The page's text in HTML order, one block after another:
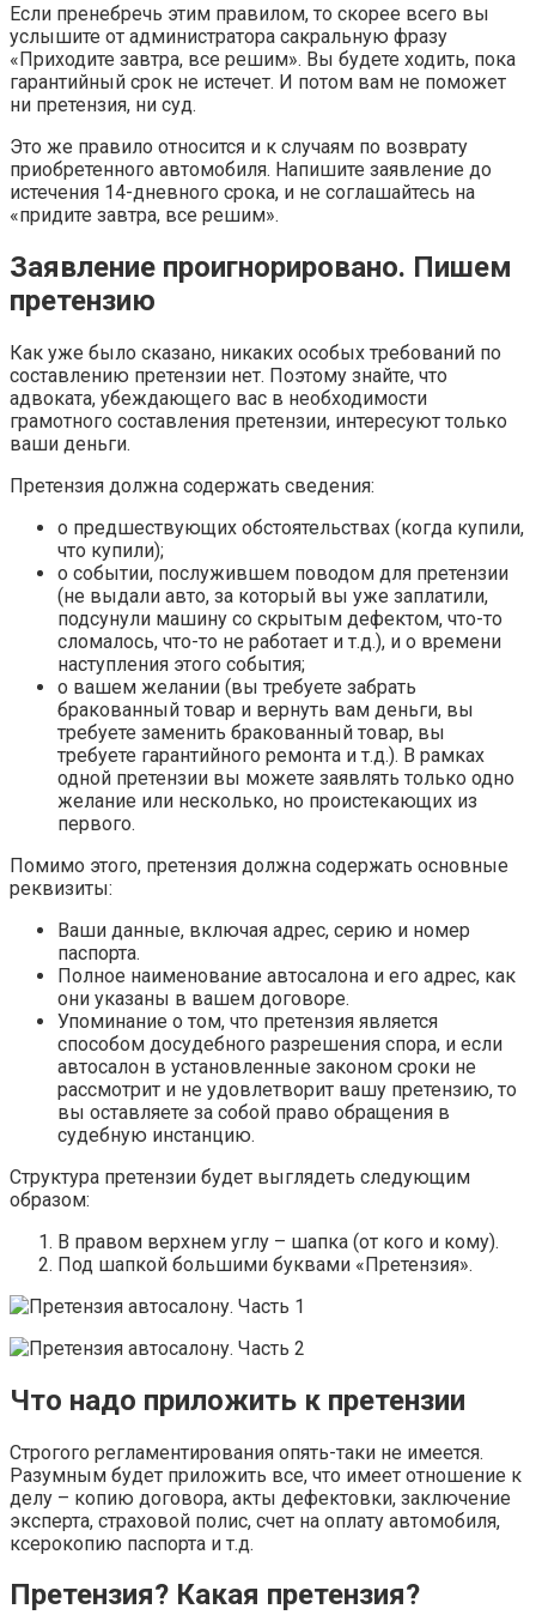
Если пренебречь этим правилом, то скорее всего вы
услышите от администратора сакральную фразу
«Приходите завтра, все решим». Вы будете ходить, пока
гарантийный срок не истечет. И потом вам не поможет
ни претензия, ни суд.
Это же правило относится и к случаям по возврату
приобретенного автомобиля. Напишите заявление до
истечения 14-дневного срока, и не соглашайтесь на
«придите завтра, все решим».
Заявление проигнорировано. Пишем
претензию
Как уже было сказано, никаких особых требований по
составлению претензии нет. Поэтому знайте, что
адвоката, убеждающего вас в необходимости
грамотного составления претензии, интересуют только
ваши деньги.
Претензия должна содержать сведения:
о предшествующих обстоятельствах (когда купили,
что купили);
о событии, послужившем поводом для претензии
(не выдали авто, за который вы уже заплатили,
подсунули машину со скрытым дефектом, что-то
сломалось, что-то не работает и т.д.), и о времени
наступления этого события;
о вашем желании (вы требуете забрать
бракованный товар и вернуть вам деньги, вы
требуете заменить бракованный товар, вы
требуете гарантийного ремонта и т.д.). В рамках
одной претензии вы можете заявлять только одно
желание или несколько, но проистекающих из
первого.
Помимо этого, претензия должна содержать основные
реквизиты:
Ваши данные, включая адрес, серию и номер
паспорта.
Полное наименование автосалона и его адрес, как
они указаны в вашем договоре.
Упоминание о том, что претензия является
способом досудебного разрешения спора, и если
автосалон в установленные законом сроки не
рассмотрит и не удовлетворит вашу претензию, то
вы оставляете за собой право обращения в
судебную инстанцию.
Структура претензии будет выглядеть следующим
образом:
В правом верхнем углу – шапка (от кого и кому).
Под шапкой большими буквами «Претензия».
Что надо приложить к претензии
Строгого регламентирования опять-таки не имеется.
Разумным будет приложить все, что имеет отношение к
делу – копию договора, акты дефектовки, заключение
эксперта, страховой полис, счет на оплату автомобиля,
ксерокопию паспорта и т.д.
Претензия? Какая претензия?